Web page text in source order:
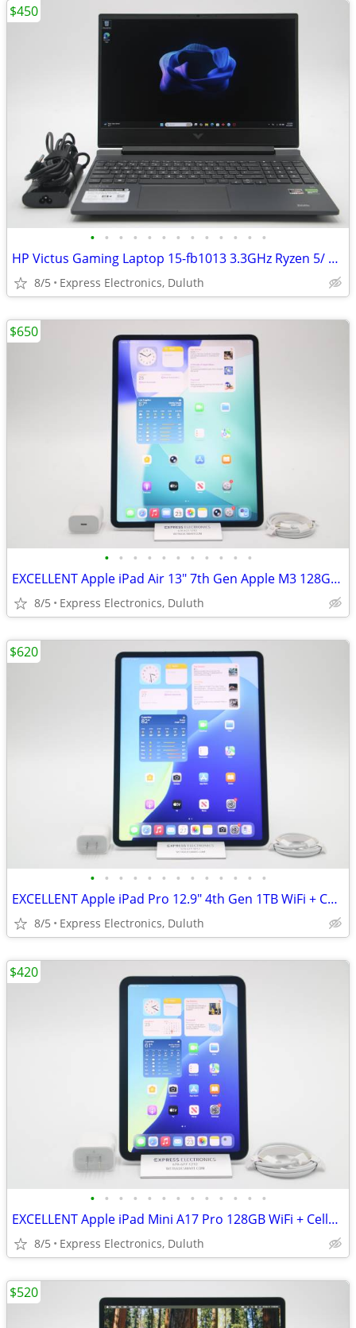
• • • • • • • • • • • • •
HP Victus Gaming Laptop 15-fb1013 3.3GHz Ryzen 5/ 8GB/ 512GB/ RTX 2050
8/5 Express Electronics, Duluth
$450
• • • • • • • • • • •
EXCELLENT Apple iPad Air 13" 7th Gen Apple M3 128GB *WiFi + Cellular*
8/5 Express Electronics, Duluth
$650
• • • • • • • • • • • • •
EXCELLENT Apple iPad Pro 12.9" 4th Gen 1TB WiFi + Cellular *UNLOCKED*
8/5 Express Electronics, Duluth
$620
• • • • • • • • • • • • •
EXCELLENT Apple iPad Mini A17 Pro 128GB WiFi + Cellular *UNLOCKED*
8/5 Express Electronics, Duluth
$420
$520